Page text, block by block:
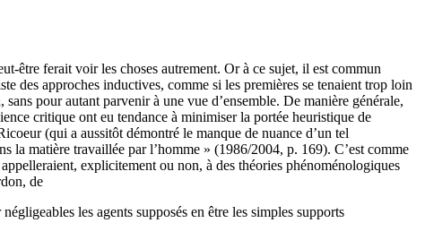
être ferait voir les choses autrement. Or à ce sujet, il est commun
des approches inductives, comme si les premières se tenaient trop loin
pour autant parvenir à une vue d’ensemble. De manière générale,
critique ont eu tendance à minimiser la portée heuristique de
(qui a aussitôt démontré le manque de nuance d’un tel
la matière travaillée par l’homme » (1986/2004, p. 169). C’est comme
explicitement ou non, à des théories phénoménologiques
de
les agents supposés en être les simples supports